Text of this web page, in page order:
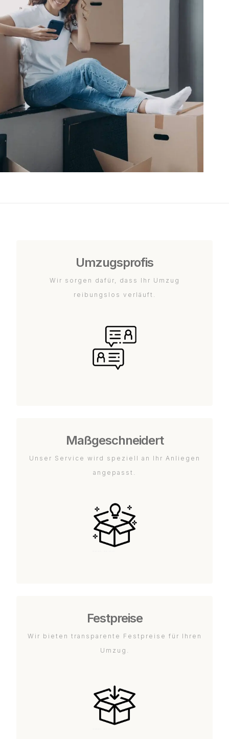
Umzugsprofis
Wir sorgen dafür, dass Ihr Umzug
reibungslos verläuft.
Maßgeschneidert
Unser Service wird speziell an Ihr Anliegen
angepasst.
Festpreise
Wir bieten transparente Festpreise für Ihren
Umzug.